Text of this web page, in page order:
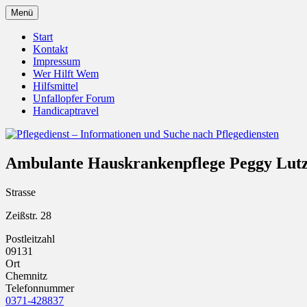
Zum
Inhalt
springen
Pflegedienst – Informationen
Menü
Start
Kontakt
Impressum
Wer Hilft Wem
Hilfsmittel
Unfallopfer Forum
Handicaptravel
Ambulante Hauskrankenpflege Peggy
Strasse
Zeißstr. 28
Postleitzahl
09131
Ort
Chemnitz
Telefonnummer
0371-428837